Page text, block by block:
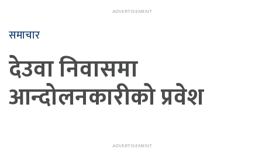
समाचार
देउवा निवासमा
आन्दोलनकारीको प्रवेश